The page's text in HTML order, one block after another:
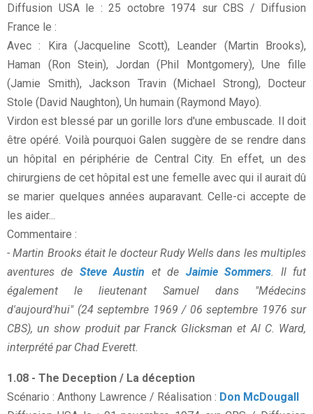
Diffusion USA le : 25 octobre 1974 sur CBS / Diffusion
France le :
Avec : Kira (Jacqueline Scott), Leander (Martin Brooks),
Haman (Ron Stein), Jordan (Phil Montgomery), Une fille
(Jamie Smith), Jackson Travin (Michael Strong), Docteur
Stole (David Naughton), Un humain (Raymond Mayo).
Virdon est blessé par un gorille lors d'une embuscade. Il doit
être opéré. Voilà pourquoi Galen suggère de se rendre dans
un hôpital en périphérie de Central City. En effet, un des
chirurgiens de cet hôpital est une femelle avec qui il aurait dû
se marier quelques années auparavant. Celle-ci accepte de
les aider...
Commentaire :
- Martin Brooks était le docteur Rudy Wells dans les multiples
aventures de Steve Austin et de Jaimie Sommers . Il fut
également le lieutenant Samuel dans "Médecins
d'aujourd'hui" (24 septembre 1969 / 06 septembre 1976 sur
CBS), un show produit par Franck Glicksman et Al C. Ward,
interprété par Chad Everett.
1.08 - The Deception / La déception
Scénario : Anthony Lawrence / Réalisation : Don McDougall